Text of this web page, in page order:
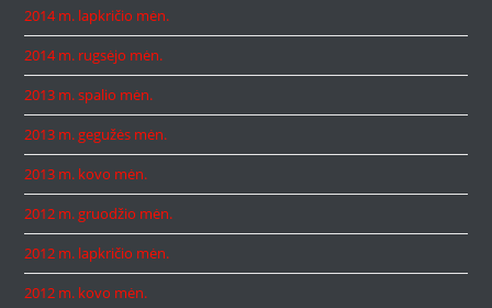
2014 m. lapkričio mėn.
2014 m. rugsėjo mėn.
2013 m. spalio mėn.
2013 m. gegužės mėn.
2013 m. kovo mėn.
2012 m. gruodžio mėn.
2012 m. lapkričio mėn.
2012 m. kovo mėn.